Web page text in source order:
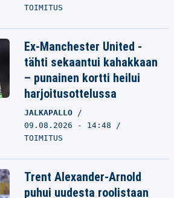
TOIMITUS
Ex-Manchester United -
tähti sekaantui kahakkaan
– punainen kortti heilui
harjoitusottelussa
JALKAPALLO
09.08.2026 - 14:48
TOIMITUS
Trent Alexander-Arnold
puhui uudesta roolistaan